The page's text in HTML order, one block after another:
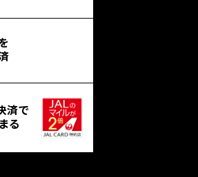
済で
る